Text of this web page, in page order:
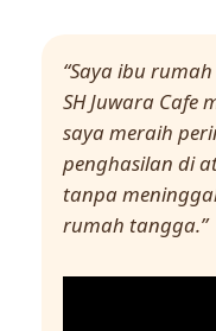
“Saya ibu
SH Juwara Cafe
saya meraih
penghasilan di
tanpa
rumah tangga.”